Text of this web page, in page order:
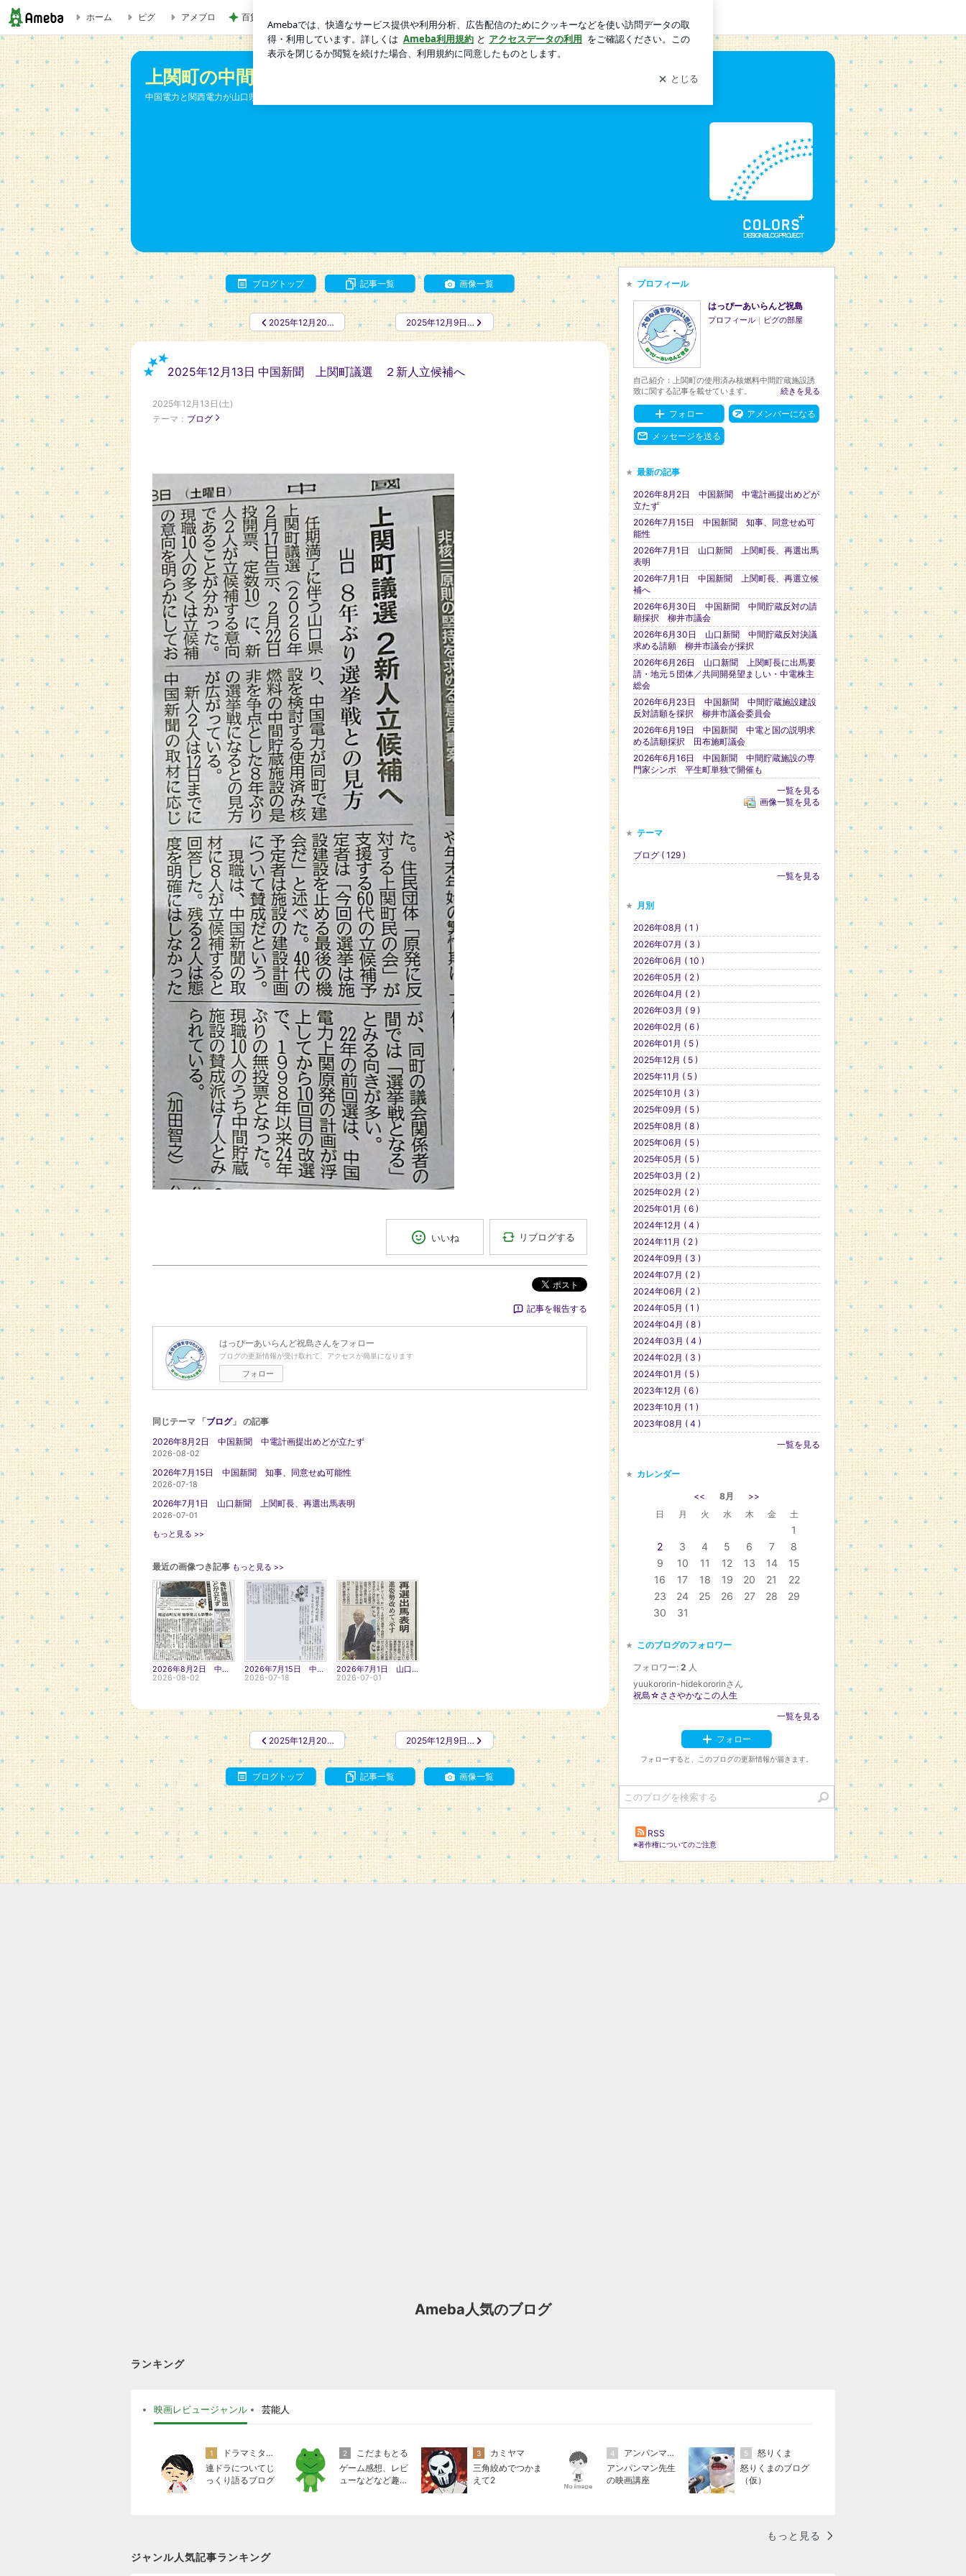
2025年12月13日 中国新聞 上関町議選 ２新人立候補へ | 上関町の中間貯蔵施設 関連記事
ホーム ピグ アメブロ 百貨店で悩んでお買い上げの品 ログイン
上関町の中間貯蔵施設 関連記事
中国電力と関西電力が山口県上関町に建設しようとしている使用済み核燃料中間貯蔵施設に関連する記事を集めています。
ブログトップ 記事一覧 画像一覧
2025年12月20… 2025年12月9日…
2025年12月13日 中国新聞 上関町議選 ２新人立候補へ
2025年12月13日(土)
テーマ： ブログ
いいね リブログする
ポスト
記事を報告する
はっぴーあいらんど祝島さんをフォロー
ブログの更新情報が受け取れて、アクセスが簡単になります
フォロー
同じテーマ 「ブログ」 の記事
2026年8月2日 中国新聞 中電計画提出めどが立たず
2026-08-02
2026年7月15日 中国新聞 知事、同意せぬ可能性
2026-07-18
2026年7月1日 山口新聞 上関町長、再選出馬表明
2026-07-01
もっと見る >>
最近の画像つき記事 もっと見る >>
2026年8月2日 中国新聞 中電計画提出めどが立たず
2026-08-02
2026年7月15日 中国新聞 知事、同意せぬ可能性
2026-07-18
2026年7月1日 山口新聞 上関町長、再選出馬表明
2026-07-01
2025年12月20… 2025年12月9日…
ブログトップ 記事一覧 画像一覧
プロフィール
はっぴーあいらんど祝島
プロフィール ｜ ピグの部屋
自己紹介：上関町の使用済み核燃料中間貯蔵施設誘
致に関する記事を載せています。
続きを見る
フォロー アメンバーになる
メッセージを送る
最新の記事
2026年8月2日 中国新聞 中電計画提出めどが
立たず
2026年7月15日 中国新聞 知事、同意せぬ可
能性
2026年7月1日 山口新聞 上関町長、再選出馬
表明
2026年7月1日 中国新聞 上関町長、再選立候
補へ
2026年6月30日 中国新聞 中間貯蔵反対の請
願採択 柳井市議会
2026年6月30日 山口新聞 中間貯蔵反対決議
求める請願 柳井市議会が採択
2026年6月26日 山口新聞 上関町長に出馬要
請・地元５団体／共同開発望ましい・中電株主
総会
2026年6月23日 中国新聞 中間貯蔵施設建設
反対請願を採択 柳井市議会委員会
2026年6月19日 中国新聞 中電と国の説明求
める請願採択 田布施町議会
2026年6月16日 中国新聞 中間貯蔵施設の専
門家シンポ 平生町単独で開催も
一覧を見る
画像一覧を見る
テーマ
ブログ ( 129 )
一覧を見る
月別
2026年08月 ( 1 )
2026年07月 ( 3 )
2026年06月 ( 10 )
2026年05月 ( 2 )
2026年04月 ( 2 )
2026年03月 ( 9 )
2026年02月 ( 6 )
2026年01月 ( 5 )
2025年12月 ( 5 )
2025年11月 ( 5 )
2025年10月 ( 3 )
2025年09月 ( 5 )
2025年08月 ( 8 )
2025年06月 ( 5 )
2025年05月 ( 5 )
2025年03月 ( 2 )
2025年02月 ( 2 )
2025年01月 ( 6 )
2024年12月 ( 4 )
2024年11月 ( 2 )
2024年09月 ( 3 )
2024年07月 ( 2 )
2024年06月 ( 2 )
2024年05月 ( 1 )
2024年04月 ( 8 )
2024年03月 ( 4 )
2024年02月 ( 3 )
2024年01月 ( 5 )
2023年12月 ( 6 )
2023年10月 ( 1 )
2023年08月 ( 4 )
一覧を見る
カレンダー
<< 8月
>>
日
月 火 水 木 金 土
1
2
3 4 5 6 7
8
9
10 11 12 13 14
15
16
17 18 19 20 21
22
23
24 25 26 27 28
29
30
31
このブログのフォロワー
フォロワー: 2 人
yuukororin-hidekororinさん
祝島☆ささやかなこの人生
一覧を見る
フォロー
フォローすると、このブログの更新情報が届きます。
RSS
※著作権についてのご注意
Ameba人気のブログ
ランキング
映画レビュージャンル 芸能人
1
ドラマミタロー
連ドラについてじ
っくり語るブログ
2
こだまもとる
ゲーム感想、レビ
ューなどなど趣味
3
カミヤマ
三角絞めでつかま
えて2
4
アンパンマン先生の映画講座
アンパンマン先生
の映画講座
5
怒りくま
怒りくまのブログ
（仮）
もっと見る
ジャンル人気記事ランキング